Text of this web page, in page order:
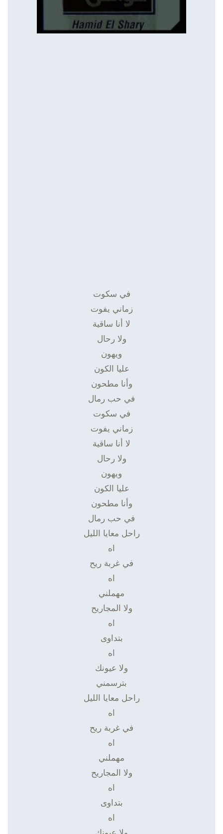
في سكوت
زماني يفوت
لا أنا ساقية
ولا رحال
ويهون
عليا الكون
وأنا مطحون
في حب رمال
في سكوت
زماني يفوت
لا أنا ساقية
ولا رحال
ويهون
عليا الكون
وأنا مطحون
في حب رمال
راحل معايا الليل
اه
في غربة ريح
اه
مهملني
ولا المجاريح
اه
بتداوى
اه
ولا عيونك
بترسمني
راحل معايا الليل
اه
في غربة ريح
اه
مهملني
ولا المجاريح
اه
بتداوى
اه